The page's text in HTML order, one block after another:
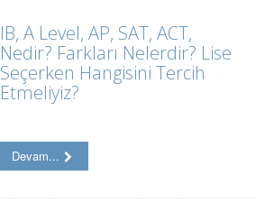
IB, A Level, AP, SAT, ACT,
Nedir? Farkları Nelerdir? Lise
Seçerken Hangisini Tercih
Etmeliyiz?
Devam...